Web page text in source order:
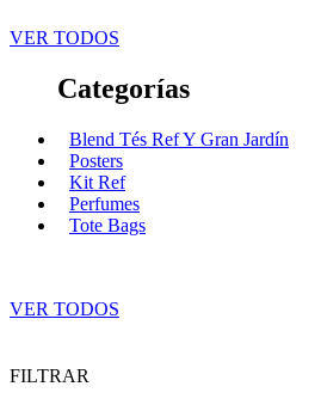
VER TODOS
Categorías
Blend Tés Ref Y Gran Jardín
Posters
Kit Ref
Perfumes
Tote Bags
VER TODOS
FILTRAR